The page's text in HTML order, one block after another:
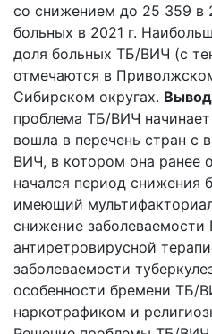
со снижением до 25 359 в
больных в 2021 г.
доля больных ТБ/ВИЧ (с
отмечаются в
Сибирском округах.
проблема ТБ/ВИЧ
вошла в перечень стран
ВИЧ, в котором она ранее
начался период снижения
имеющий
снижение заболеваемости
антиретровирусной
заболеваемости
особенности бремени ТБ/
наркотрафиком и